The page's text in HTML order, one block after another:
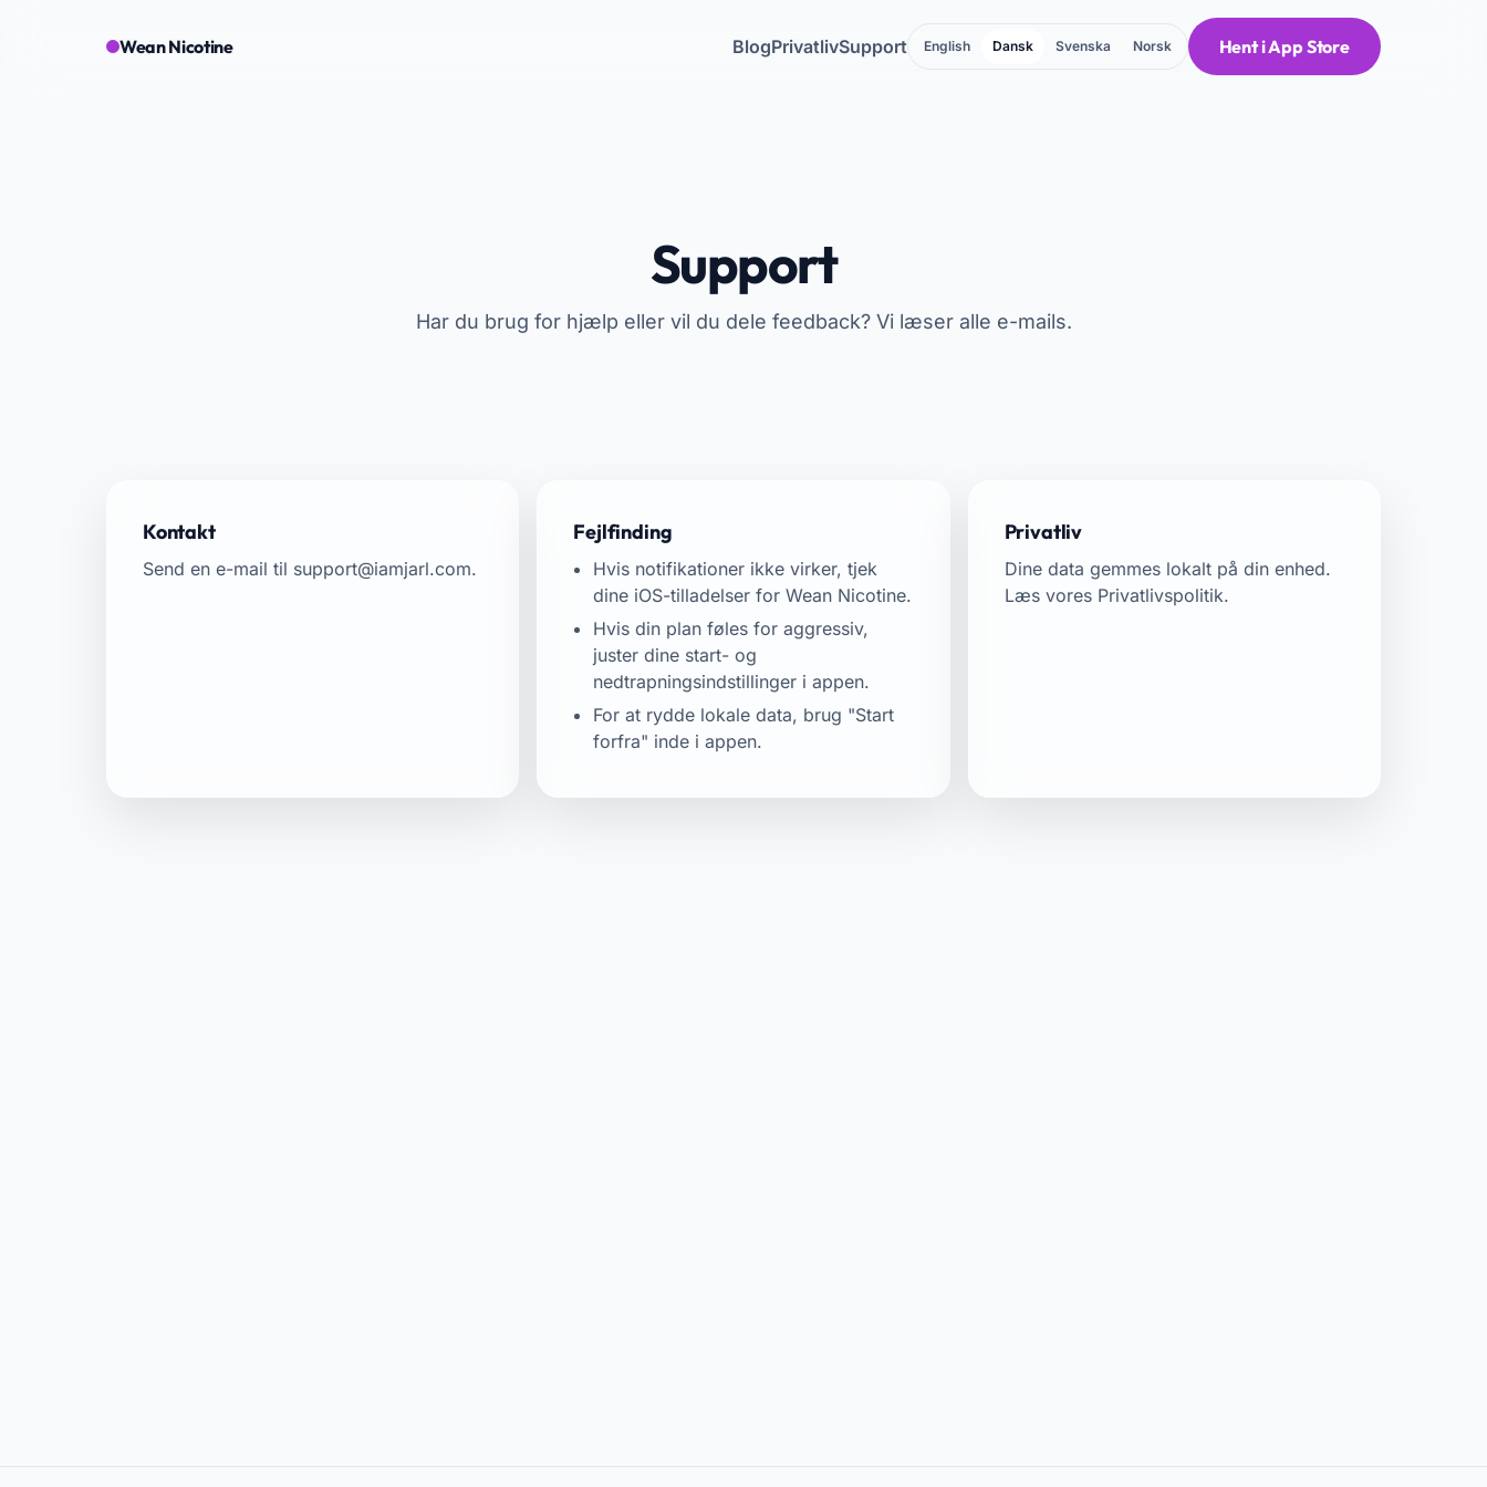
Wean Nicotine BlogPrivatlivSupport English Dansk Svenska Norsk Hent i App Store
Support
Har du brug for hjælp eller vil du dele feedback? Vi læser alle e-mails.
Kontakt
Send en e-mail til support@iamjarl.com.
Fejlfinding
Hvis notifikationer ikke virker, tjek
dine iOS-tilladelser for Wean Nicotine.
Hvis din plan føles for aggressiv,
juster dine start- og
nedtrapningsindstillinger i appen.
For at rydde lokale data, brug "Start
forfra" inde i appen.
Privatliv
Dine data gemmes lokalt på din enhed.
Læs vores Privatlivspolitik.